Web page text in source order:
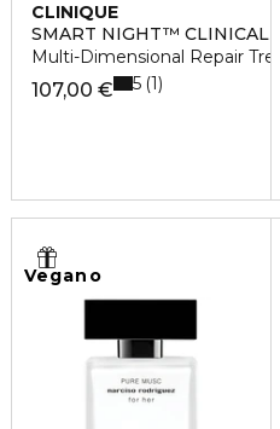
CLINIQUE
SMART NIGHT™ CLINICAL
Multi-Dimensional Repair
107,00 € 5 1
Vegano